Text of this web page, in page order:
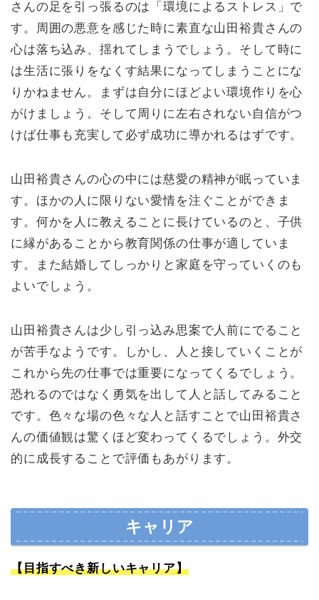
さんの足を引っ張るのは「環境によるストレス」で
す。周囲の悪意を感じた時に素直な山田裕貴さんの
心は落ち込み、揺れてしまうでしょう。そして時に
は生活に張りをなくす結果になってしまうことにな
りかねません。まずは自分にほどよい環境作りを心
がけましょう。そして周りに左右されない自信がつ
けば仕事も充実して必ず成功に導かれるはずです。
山田裕貴さんの心の中には慈愛の精神が眠っていま
す。ほかの人に限りない愛情を注ぐことができま
す。何かを人に教えることに長けているのと、子供
に縁があることから教育関係の仕事が適していま
す。また結婚してしっかりと家庭を守っていくのも
よいでしょう。
山田裕貴さんは少し引っ込み思案で人前にでること
が苦手なようです。しかし、人と接していくことが
これから先の仕事では重要になってくるでしょう。
恐れるのではなく勇気を出して人と話してみること
です。色々な場の色々な人と話すことで山田裕貴さ
んの価値観は驚くほど変わってくるでしょう。外交
的に成長することで評価もあがります。
キャリア
【目指すべき新しいキャリア】